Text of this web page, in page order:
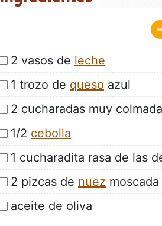
2 vasos de leche
1 trozo de queso azul
2 cucharadas muy
1/2 cebolla
1 cucharadita rasa de las
2 pizcas de nuez moscada
aceite de oliva